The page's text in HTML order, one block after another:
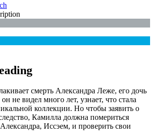
смерть Александра Леже, его дочь
не видел много лет, узнает, что стала
коллекции. Но чтобы заявить о
Камилла должна помериться
Иссэем, и проверить свои